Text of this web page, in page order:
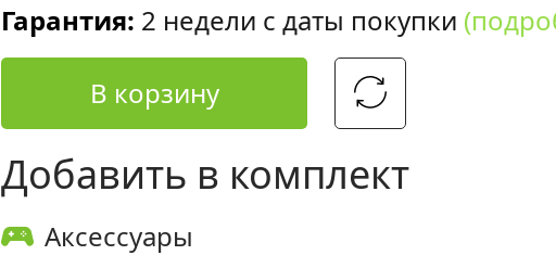
Гарантия: 2 недели с даты покупки
В корзину
Добавить в комплект
Аксессуары